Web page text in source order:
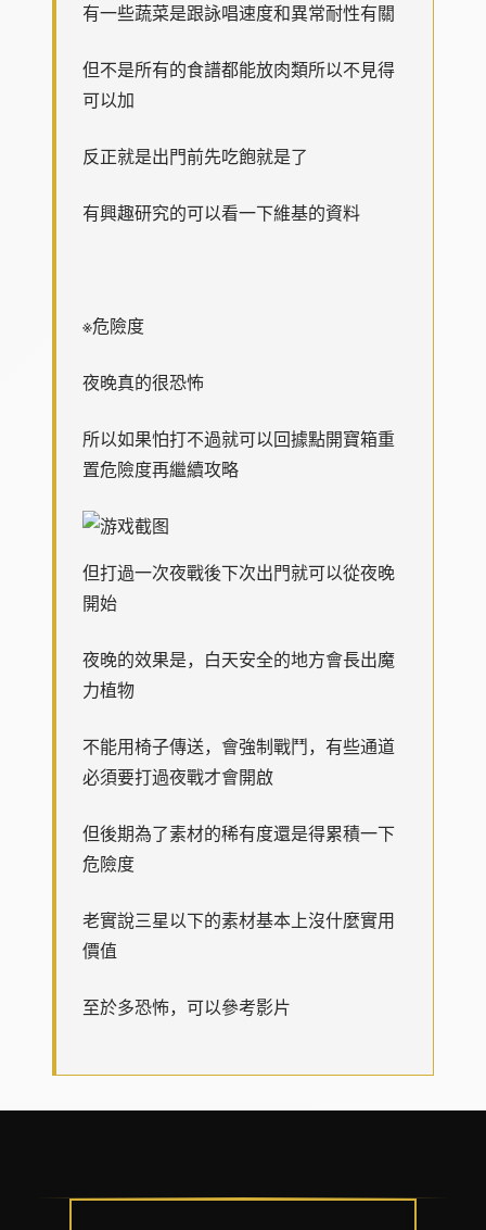
有一些蔬菜是跟詠唱速度和異常耐性有關
但不是所有的食譜都能放肉類所以不見得
可以加
反正就是出門前先吃飽就是了
有興趣研究的可以看一下維基的資料
※危險度
夜晚真的很恐怖
所以如果怕打不過就可以回據點開寶箱重
置危險度再繼續攻略
但打過一次夜戰後下次出門就可以從夜晚
開始
夜晚的效果是，白天安全的地方會長出魔
力植物
不能用椅子傳送，會強制戰鬥，有些通道
必須要打過夜戰才會開啟
但後期為了素材的稀有度還是得累積一下
危險度
老實說三星以下的素材基本上沒什麼實用
價值
至於多恐怖，可以參考影片